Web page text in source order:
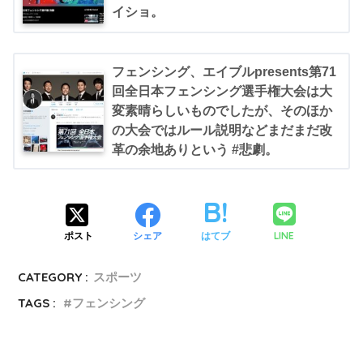
イショ。
フェンシング、エイブルpresents第71
回全日本フェンシング選手権大会は大
変素晴らしいものでしたが、そのほか
の大会ではルール説明などまだまだ改
革の余地ありという #悲劇。
ポスト シェア はてブ LINE
CATEGORY : スポーツ
TAGS :
フェンシング